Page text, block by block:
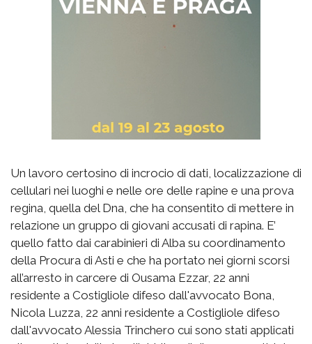
Un lavoro certosino di incrocio di dati, localizzazione di
cellulari nei luoghi e nelle ore delle rapine e una prova
regina, quella del Dna, che ha consentito di mettere in
relazione un gruppo di giovani accusati di rapina. E’
quello fatto dai carabinieri di Alba su coordinamento
della Procura di Asti e che ha portato nei giorni scorsi
all’arresto in carcere di Ousama Ezzar, 22 anni
residente a Costigliole difeso dall'avvocato Bona,
Nicola Luzza, 22 anni residente a Costigliole difeso
dall'avvocato Alessia Trinchero cui sono stati applicati